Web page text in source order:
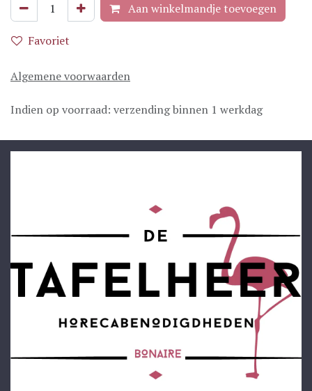
Aan winkelmandje toevoegen
Favoriet
Algemene voorwaarden
Indien op voorraad: verzending binnen 1 werkdag